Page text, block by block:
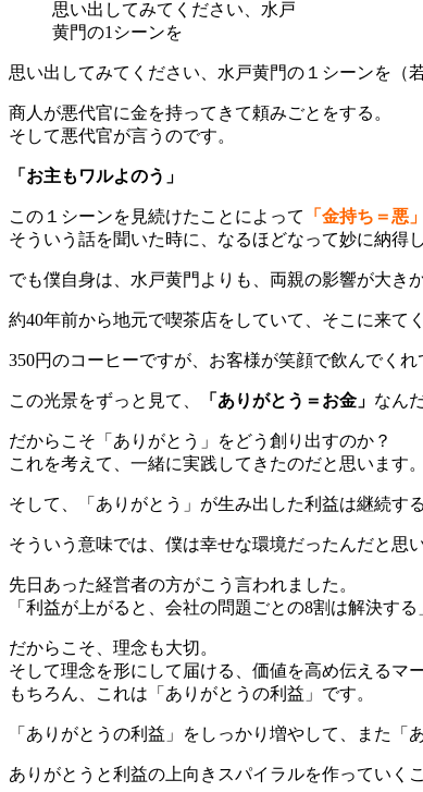
思い出してみてください、水戸
黄門の1シーンを
思い出してみてください、水戸黄門の１シーンを（
商人が悪代官に金を持ってきて頼みごとをする。
そして悪代官が言うのです。
「お主もワルよのう」
この１シーンを見続けたことによって 「金持ち＝悪」
そういう話を聞いた時に、なるほどなって妙に納得
でも僕自身は、水戸黄門よりも、両親の影響が大きか
約40年前から地元で喫茶店をしていて、そこに来て
350円のコーヒーですが、お客様が笑顔で飲んでく
この光景をずっと見て、 「ありがとう＝お金」 なん
だからこそ「ありがとう」をどう創り出すのか？
これを考えて、一緒に実践してきたのだと思います。
そして、「ありがとう」が生み出した利益は継続す
そういう意味では、僕は幸せな環境だったんだと思い
先日あった経営者の方がこう言われました。
「利益が上がると、会社の問題ごとの8割は解決する
だからこそ、理念も大切。
そして理念を形にして届ける、価値を高め伝えるマ
もちろん、これは「ありがとうの利益」です。
「ありがとうの利益」をしっかり増やして、また「
ありがとうと利益の上向きスパイラルを作っていく